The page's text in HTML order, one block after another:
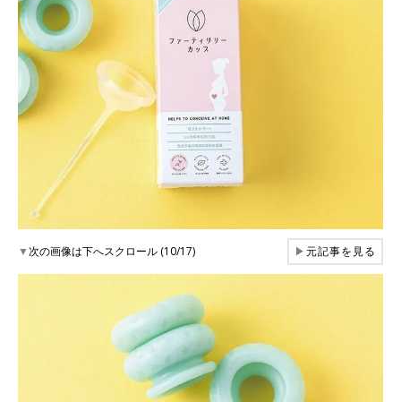
▼次の画像は下へスクロール (10/17) ▶元記事を見る